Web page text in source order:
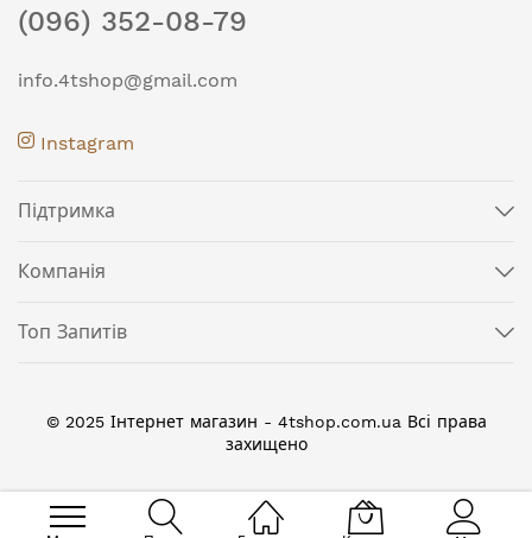
(096) 352-08-79
info.4tshop@gmail.com
Instagram
Підтримка
Компанія
Топ Запитів
© 2025 Інтернет магазин - 4tshop.com.ua Всі права
захищено